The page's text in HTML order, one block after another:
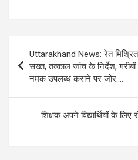
ce
o
o
k
se
g
er
at
A
p
p
navigation
Uttarakhand News: रेत
सख्त, तत्काल जांच के निर्देश, गरीबों
नमक उपलब्ध कराने पर जोर….
शिक्षक अपने विद्यार्थियों के